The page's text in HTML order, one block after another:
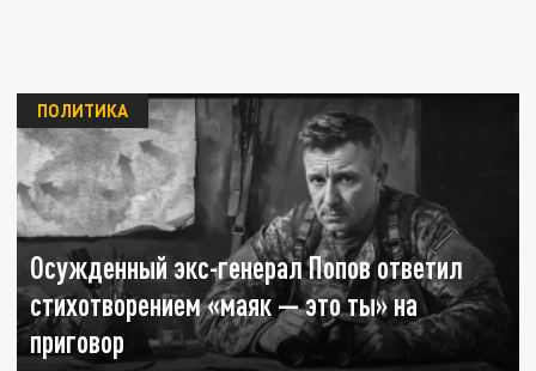
Осужденный экс-генерал Попов ответил
стихотворением «маяк — это ты» на
приговор
ПОЛИТИКА